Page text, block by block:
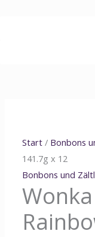
Start / Bonbons
141.7g x 12
Bonbons und
Menge